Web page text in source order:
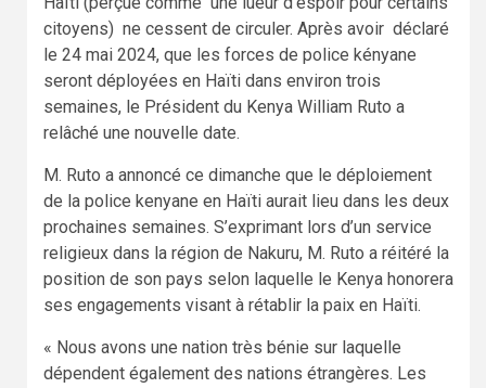
citoyens) ne cessent de circuler. Après avoir déclaré
le 24 mai 2024, que les forces de police kényane
seront déployées en Haïti dans environ trois
semaines, le Président du Kenya William Ruto a
relâché une nouvelle date.
M. Ruto a annoncé ce dimanche que le déploiement
de la police kenyane en Haïti aurait lieu dans les deux
prochaines semaines. S’exprimant lors d’un service
religieux dans la région de Nakuru, M. Ruto a réitéré la
position de son pays selon laquelle le Kenya honorera
ses engagements visant à rétablir la paix en Haïti.
« Nous avons une nation très bénie sur laquelle
dépendent également des nations étrangères. Les